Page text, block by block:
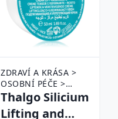
ZDRAVÍ A KRÁSA >
OSOBNÍ PÉČE >
KOSMETIKA > PÉČE
O PLEŤ
Thalgo Silicium
Lifting and